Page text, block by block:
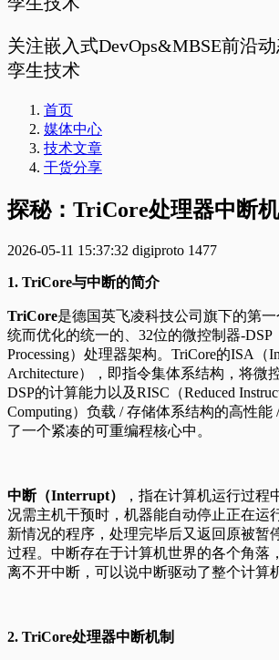
关注嵌入式DevOps&MBSE前沿
孪生技术
首页
媒体中心
技术文章
干货分享
探秘：TriCore处理器中断
2026-05-11 15:37:32 digiproto 1477
1. TriCore与中断的简介
TriCore是德国英飞凌科技公司旗下的第
统而优化的统一的、32位的微控制器-DSP
Processing）处理器架构。TriCore的ISA（
Architecture），即指令集体系结构，将微
DSP的计算能力以及RISC（Reduced
Computing）负载 / 存储体系结构的高性能
了一个紧凑的可重编程核心中。
中断（Interrupt）
，指在计算机运行过程
况需主机干预时，机器能自动停止正在运
新情况的程序，处理完毕后又返回原被暂
过程。中断存在于计算机世界的各个角落
离不开中断，可以说中断驱动了整个计算
2. TriCore处理器中断机制